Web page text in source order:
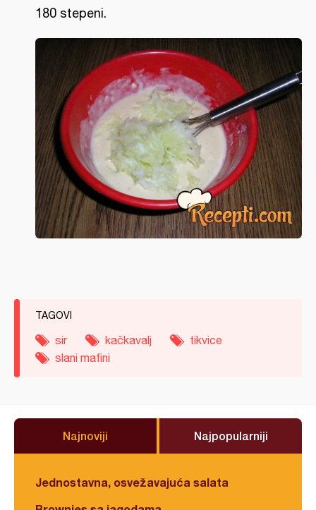
180 stepeni.
TAGOVI
sir kačkavalj
tikvice
slani mafini
Najnoviji Najpopularniji
Jednostavna, osvežavajuća salata